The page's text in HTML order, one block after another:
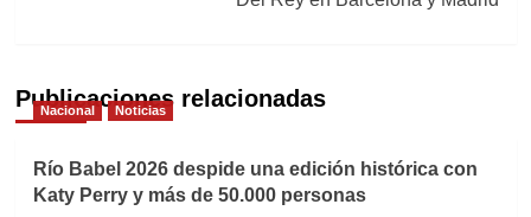
Publicaciones relacionadas
Nacional Noticias
Río Babel 2026 despide una edición histórica con
Katy Perry y más de 50.000 personas